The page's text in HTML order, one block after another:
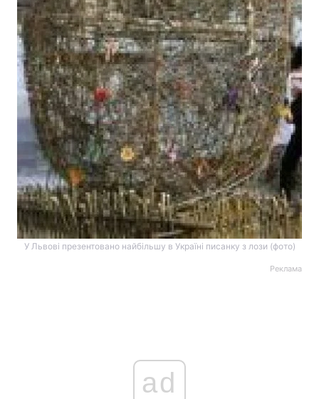
У Львові презентовано найбільшу в Україні писанку з лози (фото)
Реклама
ad